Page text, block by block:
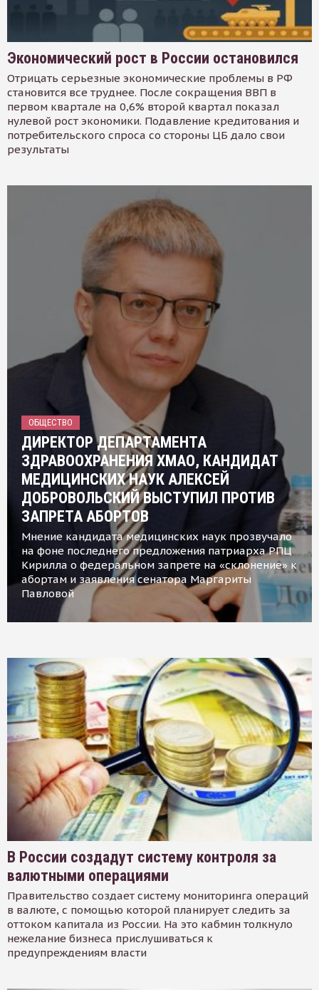
Экономический рост в России остановился
Отрицать серьезные экономические проблемы в РФ
становится все труднее. После сокращения ВВП в
первом квартале на 0,6% второй квартал показал
нулевой рост экономики. Подавление кредитования и
потребительского спроса со стороны ЦБ дало свои
результаты
ОБЩЕСТВО
ДИРЕКТОР ДЕПАРТАМЕНТА
ЗДРАВООХРАНЕНИЯ ХМАО, КАНДИДАТ
МЕДИЦИНСКИХ НАУК АЛЕКСЕЙ
ДОБРОВОЛЬСКИЙ ВЫСТУПИЛ ПРОТИВ
ЗАПРЕТА АБОРТОВ
Мнение кандидата медицинских наук прозвучало
на фоне последнего предложения патриарха РПЦ
Кирилла о федеральном запрете на «склонение» к
абортам и заявления сенатора Маргариты
Павловой
В России создадут систему контроля за
валютными операциями
Правительство создает систему мониторинга операций
в валюте, с помощью которой планирует следить за
оттоком капитала из России. На это кабмин толкнуло
нежелание бизнеса прислушиваться к
предупреждениям власти